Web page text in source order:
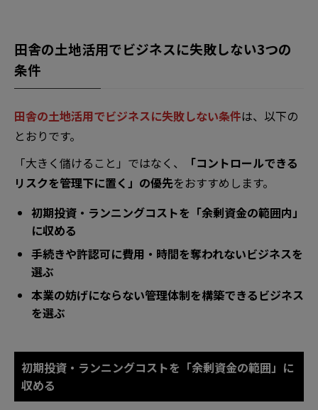
田舎の土地活用でビジネスに失敗しない3つの
条件
田舎の土地活用でビジネスに失敗しない条件は、以下の
とおりです。
「大きく儲けること」ではなく、
「コントロールできる
リスクを管理下に置く」の優先をおすすめします。
初期投資・ランニングコストを「余剰資金の範囲内」
に収める
手続きや許認可に費用・時間を奪われないビジネスを
選ぶ
本業の妨げにならない管理体制を構築できるビジネス
を選ぶ
初期投資・ランニングコストを「余剰資金の範囲」に
収める